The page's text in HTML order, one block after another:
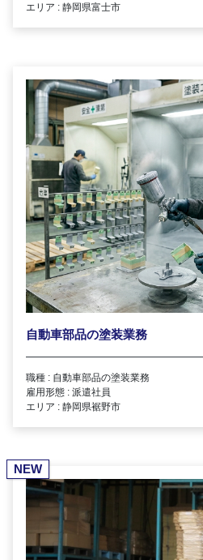
エリア : 静岡県富士市
自動車部品の塗装業務
職種 : 自動車部品の塗装業務
雇用形態 : 派遣社員
エリア : 静岡県裾野市
NEW